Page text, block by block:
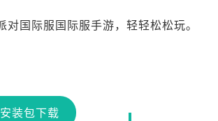
国际服国际服手游，轻轻松松玩。
装包下载